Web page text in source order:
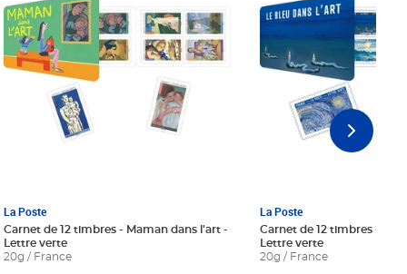
La Poste
Carnet de 12 timbres - Maman dans l'art -
Lettre verte
20g / France
La Poste
Carnet de 12 timbres - Le
Lettre verte
20g / France